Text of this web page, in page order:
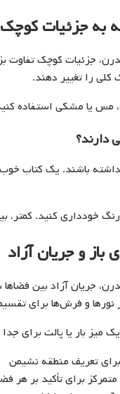
به جزئیات کوچک
جزئیات کوچک تفاوت
را تغییر دهند.
مس یا مشکی استفاده
دارند؟
داشته باشند. یک کتاب
خودداری کنید.
و جریان آزاد
جریان آزاد بین
نورها و فرش‌ها برای
یک میز بار یا پالت برای
تعریف منطقه نشیمن
برای تأکید بر هر